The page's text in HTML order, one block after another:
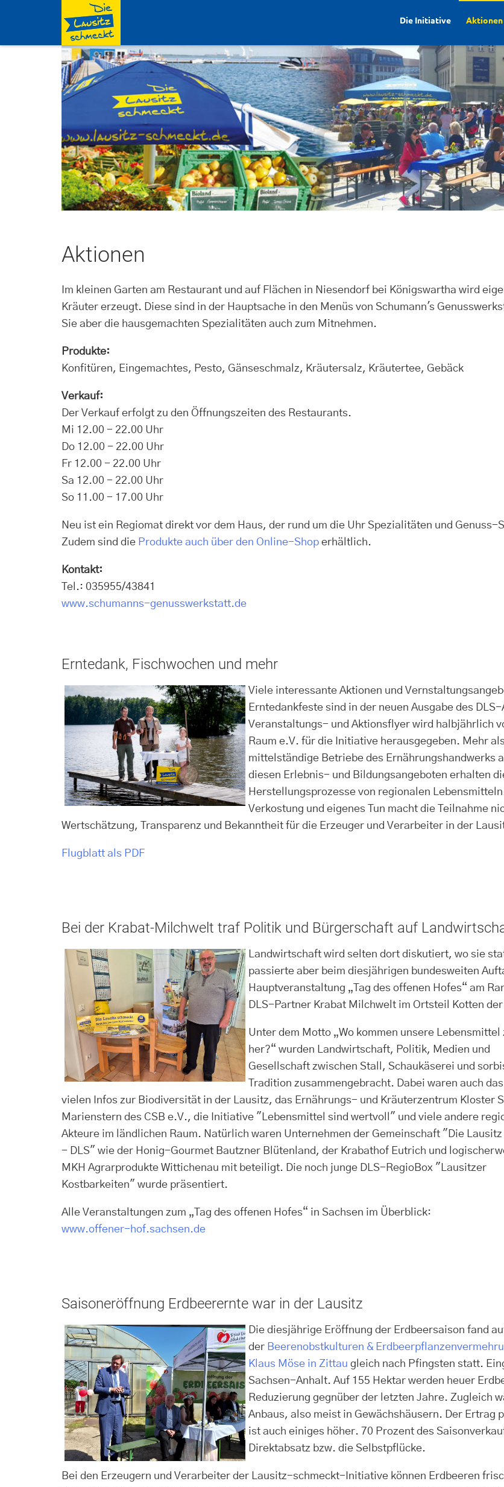
Die Initiative Aktionen
Aktionen
Im kleinen Garten am Restaurant und auf Flächen in Niesendorf bei Königswartha wird
Kräuter erzeugt. Diese sind in der Hauptsache in den Menüs von Schumann's
Sie aber die hausgemachten Spezialitäten auch zum Mitnehmen.
Produkte:
Konfitüren, Eingemachtes, Pesto, Gänseschmalz, Kräutersalz, Kräutertee, Gebäck
Verkauf:
Der Verkauf erfolgt zu den Öffnungszeiten des Restaurants.
Mi 12.00 - 22.00 Uhr
Do 12.00 - 22.00 Uhr
Fr 12.00 - 22.00 Uhr
Sa 12.00 - 22.00 Uhr
So 11.00 - 17.00 Uhr
Neu ist ein Regiomat direkt vor dem Haus, der rund um die Uhr Spezialitäten und Genuss-
Zudem sind die Produkte auch über den Online-Shop erhältlich.
Kontakt:
Tel.: 035955/43841
www.schumanns-genusswerkstatt.de
Erntedank, Fischwochen und mehr
Viele interessante Aktionen und
Erntedankfeste sind in der neuen Ausgabe des
Veranstaltungs- und Aktionsflyer wird halbjährlich
Raum e.V. für die Initiative herausgegeben. Mehr
mittelständige Betriebe des Ernährungshandwerks
diesen Erlebnis- und Bildungsangeboten erhalten
Herstellungsprozesse von regionalen
Verkostung und eigenes Tun macht die Teilnahme
Wertschätzung, Transparenz und Bekanntheit für die Erzeuger und Verarbeiter in der
Flugblatt als PDF
Bei der Krabat-Milchwelt traf Politik und Bürgerschaft auf
Landwirtschaft wird selten dort diskutiert, wo sie
passierte aber beim diesjährigen bundesweiten
Hauptveranstaltung „Tag des offenen Hofes“ am
DLS-Partner Krabat Milchwelt im Ortsteil Kotten
Unter dem Motto „Wo kommen unsere Lebensmittel
her?“ wurden Landwirtschaft, Politik, Medien und
Gesellschaft zwischen Stall, Schaukäserei und
Tradition zusammengebracht. Dabei waren auch
vielen Infos zur Biodiversität in der Lausitz, das Ernährungs- und Kräuterzentrum Kloster
Marienstern des CSB e.V., die Initiative "Lebensmittel sind wertvoll" und viele andere
Akteure im ländlichen Raum. Natürlich waren Unternehmen der Gemeinschaft "Die
- DLS" wie der Honig-Gourmet Bautzner Blütenland, der Krabathof Eutrich und
MKH Agrarprodukte Wittichenau mit beteiligt. Die noch junge DLS-RegioBox "Lausitzer
Kostbarkeiten" wurde präsentiert.
Alle Veranstaltungen zum „Tag des offenen Hofes“ in Sachsen im Überblick:
www.offener-hof.sachsen.de
Saisoneröffnung Erdbeerernte war in der Lausitz
Die diesjährige Eröffnung der Erdbeersaison fand
der Beerenobstkulturen &
Klaus Möse in Zittau gleich nach Pfingsten statt.
Sachsen-Anhalt. Auf 155 Hektar werden heuer
Reduzierung gegnüber der letzten Jahre. Zugleich
Anbaus, also meist in Gewächshäusern. Der
ist auch einiges höher. 70 Prozent des
Direktabsatz bzw. die Selbstpflücke.
Bei den Erzeugern und Verarbeiter der Lausitz-schmeckt-Initiative können Erdbeeren